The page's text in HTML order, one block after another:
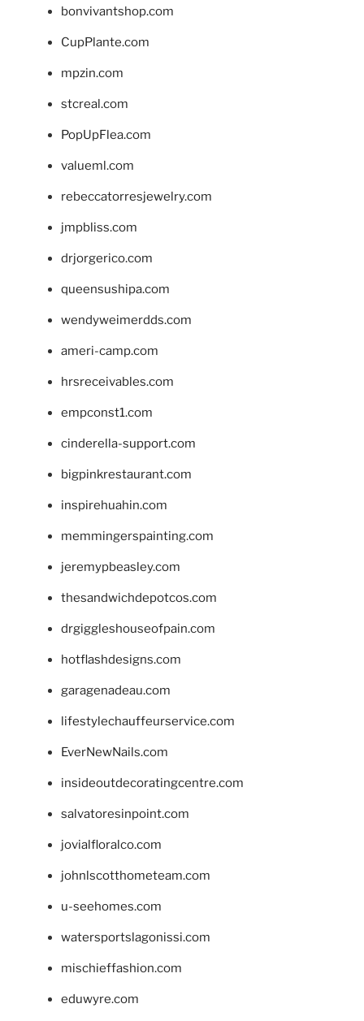
bonvivantshop.com
CupPlante.com
mpzin.com
stcreal.com
PopUpFlea.com
valueml.com
rebeccatorresjewelry.com
jmpbliss.com
drjorgerico.com
queensushipa.com
wendyweimerdds.com
ameri-camp.com
hrsreceivables.com
empconst1.com
cinderella-support.com
bigpinkrestaurant.com
inspirehuahin.com
memmingerspainting.com
jeremypbeasley.com
thesandwichdepotcos.com
drgiggleshouseofpain.com
hotflashdesigns.com
garagenadeau.com
lifestylechauffeurservice.com
EverNewNails.com
insideoutdecoratingcentre.com
salvatoresinpoint.com
jovialfloralco.com
johnlscotthometeam.com
u-seehomes.com
watersportslagonissi.com
mischieffashion.com
eduwyre.com